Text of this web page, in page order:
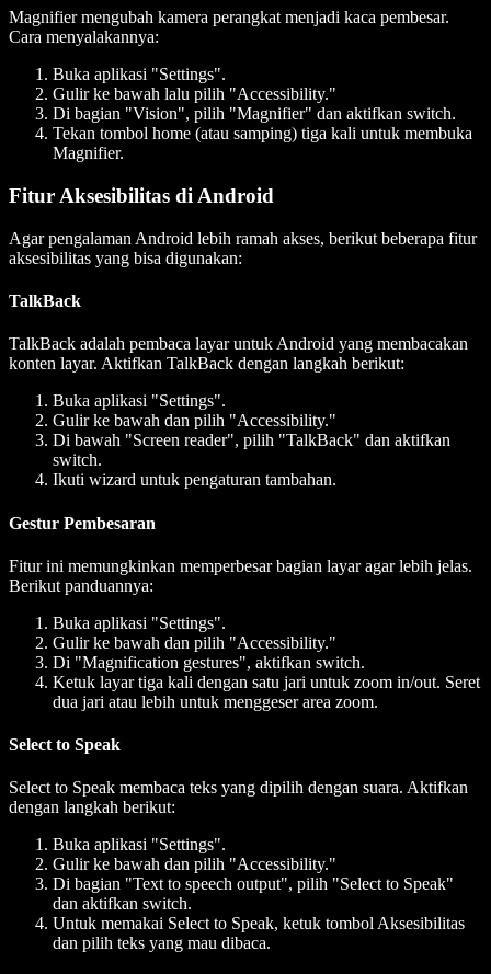
Magnifier mengubah kamera perangkat menjadi kaca pembesar.
Cara menyalakannya:
Buka aplikasi "Settings".
Gulir ke bawah lalu pilih "Accessibility."
Di bagian "Vision", pilih "Magnifier" dan aktifkan switch.
Tekan tombol home (atau samping) tiga kali untuk membuka
Magnifier.
Fitur Aksesibilitas di Android
Agar pengalaman Android lebih ramah akses, berikut beberapa fitur
aksesibilitas yang bisa digunakan:
TalkBack
TalkBack adalah pembaca layar untuk Android yang membacakan
konten layar. Aktifkan TalkBack dengan langkah berikut:
Buka aplikasi "Settings".
Gulir ke bawah dan pilih "Accessibility."
Di bawah "Screen reader", pilih "TalkBack" dan aktifkan
switch.
Ikuti wizard untuk pengaturan tambahan.
Gestur Pembesaran
Fitur ini memungkinkan memperbesar bagian layar agar lebih jelas.
Berikut panduannya:
Buka aplikasi "Settings".
Gulir ke bawah dan pilih "Accessibility."
Di "Magnification gestures", aktifkan switch.
Ketuk layar tiga kali dengan satu jari untuk zoom in/out. Seret
dua jari atau lebih untuk menggeser area zoom.
Select to Speak
Select to Speak membaca teks yang dipilih dengan suara. Aktifkan
dengan langkah berikut:
Buka aplikasi "Settings".
Gulir ke bawah dan pilih "Accessibility."
Di bagian "Text to speech output", pilih "Select to Speak"
dan aktifkan switch.
Untuk memakai Select to Speak, ketuk tombol Aksesibilitas
dan pilih teks yang mau dibaca.